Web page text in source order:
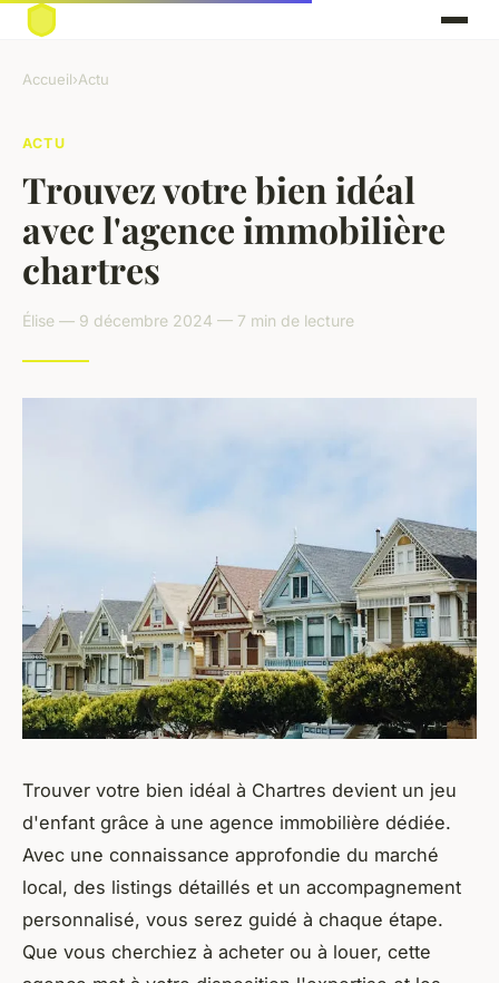
Accueil›Actu
ACTU
Trouvez votre bien idéal
avec l'agence immobilière
chartres
Élise — 9 décembre 2024 — 7 min de lecture
Trouver votre bien idéal à Chartres devient un jeu
d'enfant grâce à une agence immobilière dédiée.
Avec une connaissance approfondie du marché
local, des listings détaillés et un accompagnement
personnalisé, vous serez guidé à chaque étape.
Que vous cherchiez à acheter ou à louer, cette